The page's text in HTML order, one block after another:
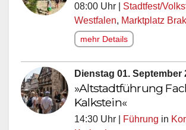
08:00 Uhr | Stadtfest/
Westfalen, Marktplatz
mehr Details
Dienstag 01. September
»Altstadtführung
Kalkstein«
14:30 Uhr | Führung in